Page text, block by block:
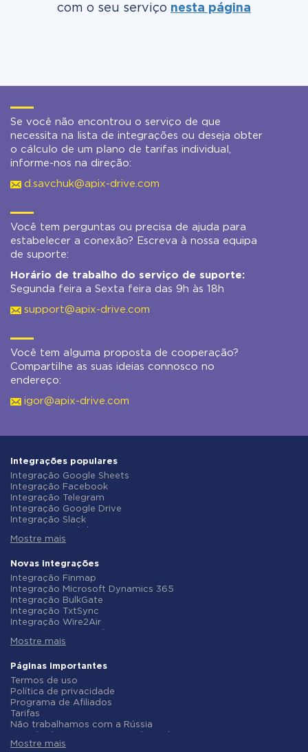
com o seu serviço nesta página
Se você não encontrou o serviço de que
necessita na lista de integrações ou deseja obter
o cálculo de um plano de tarifas individual,
informe-nos na direção:
d.savchuk@apix-drive.com
Você tem perguntas ou precisa de ajuda para
estabelecer a conexão? Escreva à nossa equipa
de suporte:
Horário de trabalho do serviço de suporte:
Segunda feira a Sexta feira das 9h às 18h
support@apix-drive.com
Você tem alguma proposta de cooperação?
Compartilhe as suas ideias connosco no
endereço:
igor@apix-drive.com
Integrações populares
Integração Google Sheets
Integração Facebook
Integração Telegram
Integração Google Drive
Integração Slack
Integração Gmail
Integração ClickUp
Integração Airtable
Integração Google Contacts
Integração OpenAI (ChatGPT)
Integração Instagram
Integração ActiveCampaign
Integração Typeform
Integração Salesforce CRM
Integração Notion
Integração AWeber
Integração Asana
Integração ZOHO CRM
Integração Webhooks
Integração GetResponse
Integração WooCommerce
Mostre mais
Novas integrações
Integração Finmap
Integração Microsoft Dynamics 365
Integração BulkGate
Integração TxtSync
Integração Wire2Air
Integração Infobip
Integração AtomPark
Integração TXTImpact
Integração Campaign Monitor
Integração CM.com
Integração D7 Networks
Integração SMS.to
Integração SMSGlobal
Integração Textlocal
Mostre mais
Páginas importantes
Termos de uso
Política de privacidade
Programa de Afiliados
Tarifas
Não trabalhamos com a Rússia
Politica de reembolso
Mostre mais